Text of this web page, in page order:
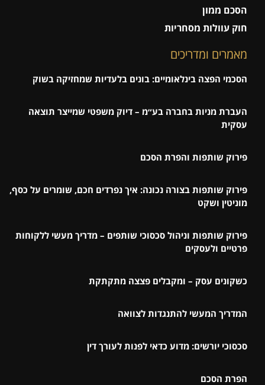
הסכם ממון
חוק עוולות מסחריות
מאמרים ומדריכים
הסכמי הפצה בינלאומיים: בונים בלעדיות שמחזיקה בשוק
העברת מניות בחברה בע״מ – דיוק משפטי שמייצר תוצאה
עסקית
פירוק שותפות והפרת הסכם
פירוק שותפות בצורה נכונה: איך נפרדים חכם, שומרים על כסף,
מוניטין ושקט
פירוק שותפות וניהול סכסוכי שותפים – מדריך מעשי ללקוחות
פרטיים ולעסקים
כשקונים עסק – ומקבלים פצצה מתקתקת
המדריך המעשי להתנגדות לצוואה
סכסוכי יורשים: מדוע כדאי לפנות לעורך דין
הפרת הסכם